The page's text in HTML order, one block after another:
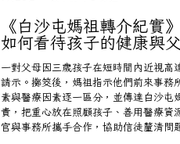
《白沙屯媽祖轉介紀實
如何看待孩子的健康與
一對父母因三歲孩子在短時間內近視高
請示。擲筊後，媽祖指示他們前來事務
素與醫療因素逐一區分，並傳達白沙屯
責，把重心放在照顧孩子、善用醫療資
官與事務所攜手合作，協助信徒釐清問